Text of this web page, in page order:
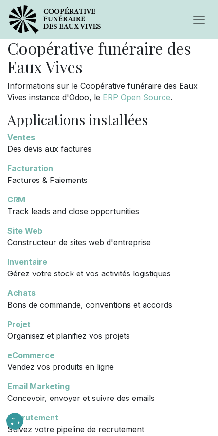
Coopérative funéraire des
Eaux Vives
Informations sur le Coopérative funéraire des Eaux
Vives instance d'Odoo, le ERP Open Source.
Applications installées
Ventes
Des devis aux factures
Facturation
Factures & Paiements
CRM
Track leads and close opportunities
Site Web
Constructeur de sites web d'entreprise
Inventaire
Gérez votre stock et vos activités logistiques
Achats
Bons de commande, conventions et accords
Projet
Organisez et planifiez vos projets
eCommerce
Vendez vos produits en ligne
Email Marketing
Concevoir, envoyer et suivre des emails
Recrutement
Suivez votre pipeline de recrutement